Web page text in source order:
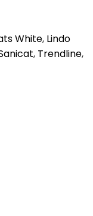
White, Lindo
, Trendline,